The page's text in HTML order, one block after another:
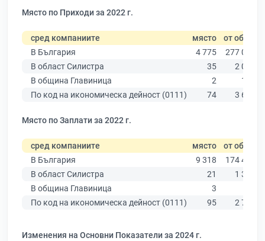
Място по Приходи за 2022 г.
сред компаниите място от общо
В България
4 775
277 019
В област Силистра
35
2 077
В община Главиница
2
137
По код на икономическа дейност (0111)
74 3 640
Място по Заплати за 2022 г.
сред компаниите място от общо
В България
9 318
174 403
В област Силистра
21
1 352
В община Главиница
3
По код на икономическа дейност (0111)
95 2 706
Изменения на Основни Показатели за 2024 г.